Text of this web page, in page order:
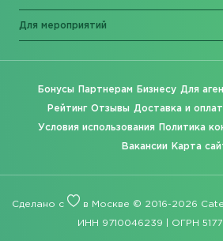
Для мероприятий
Бонусы Партнерам Бизнесу Для
Рейтинг Отзывы Доставка и
Условия использования Политика
Вакансии Карта
Сделано с в Москве © 2016-2026
ИНН 9710046239 | ОГРН